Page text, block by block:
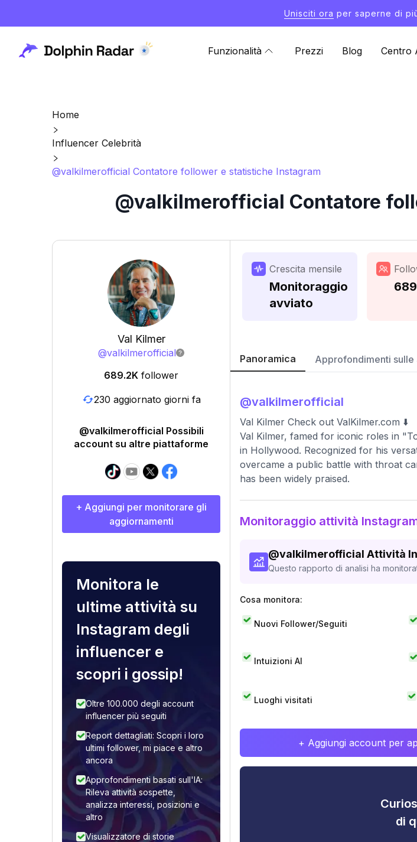
Unisciti ora per saperne di
Funzionalità Prezzi Blog Centro
Home
Influencer Celebrità
@valkilmerofficial Contatore follower e statistiche Instagram
@valkilmerofficial Contatore
Val Kilmer
@valkilmerofficial
689.2K follower
230 aggiornato giorni fa
@valkilmerofficial Possibili
account su altre piattaforme
+ Aggiungi per monitorare gli
aggiornamenti
Monitora le
ultime attività su
Instagram degli
influencer e
scopri i gossip!
Oltre 100.000 degli account
influencer più seguiti
Report dettagliati: Scopri i loro
ultimi follower, mi piace e altro
ancora
Approfondimenti basati sull'IA:
Rileva attività sospette,
analizza interessi, posizioni e
altro
Visualizzatore di storie
Crescita mensile
Monitoraggio
avviato
Panoramica Approfondimenti sulle
@valkilmerofficial
Val Kilmer Check out ValKilmer.com ⬇️
Val Kilmer, famed for iconic roles in
in Hollywood. Recognized for his
overcame a public battle with throat
has been widely praised.
Monitoraggio attività
@valkilmerofficial Attività
Questo rapporto di analisi ha
Cosa monitora:
Nuovi Follower/Seguiti
Intuizioni AI
Luoghi visitati
+ Aggiungi account per
di